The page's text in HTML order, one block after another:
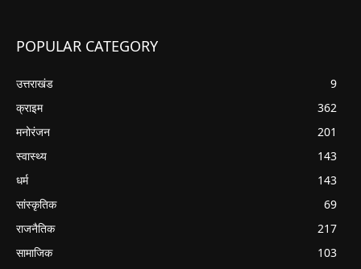
POPULAR CATEGORY
उत्तराखंड
9
क्राइम
362
मनोरंजन
201
स्वास्थ्य
143
धर्म
143
सांस्कृतिक
69
राजनैतिक
217
सामाजिक
103